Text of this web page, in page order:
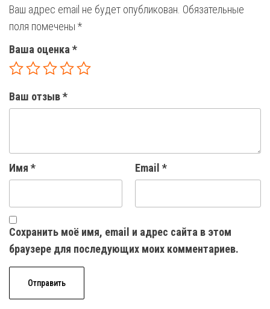
Ваш адрес email не будет опубликован. Обязательные
поля помечены *
Ваша оценка *
Ваш отзыв*
Имя * Email *
Сохранить моё имя, email и адрес сайта в этом
браузере для последующих моих комментариев.